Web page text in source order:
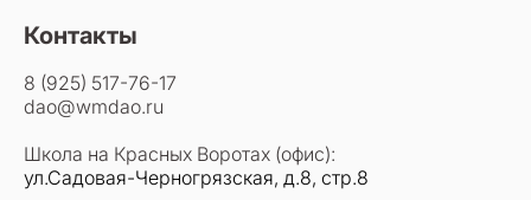
Контакты
8 (925) 517-76-17
dao@wmdao.ru
Школа на Красных Воротах (офис):
ул.Садовая-Черногрязская, д.8, стр.8